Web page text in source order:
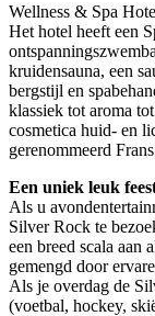
Wellness & Spa
Het hotel heeft een
kruidensauna, een
bergstijl en
klassiek tot aroma
cosmetica huid- en
gerenommeerd
Een uniek leuk
Als u
Silver Rock te
een breed scala aan
gemengd door
Als je overdag de
(voetbal, hockey,